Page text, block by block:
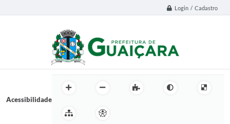
Login / Cadastro
Acessibilidade